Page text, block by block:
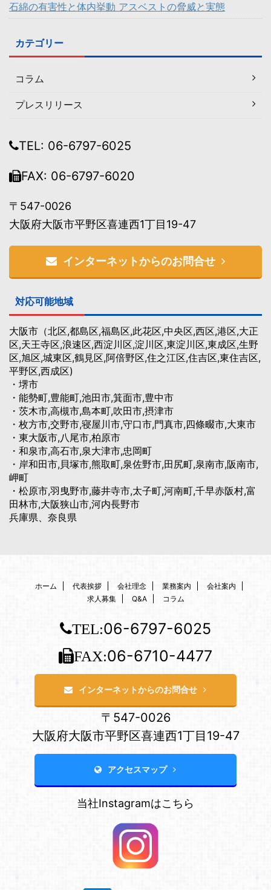
石綿の有害性と体内挙動 アスベストの脅威と実態
カテゴリー
コラム
プレスリリース
TEL: 06-6797-6025
FAX: 06-6797-6020
〒547-0026
大阪府大阪市平野区喜連西1丁目19-47
インターネットからのお問合せ
対応可能地域
大阪市（北区,都島区,福島区,此花区,中央区,西区,港区,大正
区,天王寺区,浪速区,西淀川区,淀川区,東淀川区,東成区,生野
区,旭区,城東区,鶴見区,阿倍野区,住之江区,住吉区,東住吉区,
平野区,西成区)
・堺市
・能勢町,豊能町,池田市,箕面市,豊中市
・茨木市,高槻市,島本町,吹田市,摂津市
・枚方市,交野市,寝屋川市,守口市,門真市,四條畷市,大東市
・東大阪市,八尾市,柏原市
・和泉市,高石市,泉大津市,忠岡町
・岸和田市,貝塚市,熊取町,泉佐野市,田尻町,泉南市,阪南市,
岬町
・松原市,羽曳野市,藤井寺市,太子町,河南町,千早赤阪村,富
田林市,大阪狭山市,河内長野市
兵庫県、奈良県
ホーム 代表挨拶 会社理念 業務案内
会社案内
求人募集
Q&A コラム
TEL:06-6797-6025
FAX:06-6710-4477
インターネットからのお問合せ
〒547-0026
大阪府大阪市平野区喜連西1丁目19-47
アクセスマップ
当社Instagramはこちら